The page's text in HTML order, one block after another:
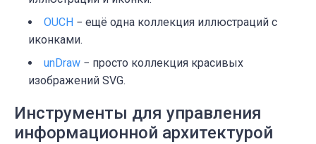
OUCH − ещё одна коллекция иллюстраций с
иконками.
unDraw − просто коллекция красивых
изображений SVG.
Инструменты для управления
информационной архитектурой